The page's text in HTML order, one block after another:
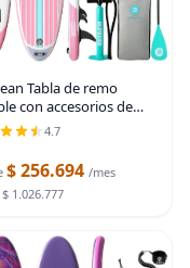
Tabla de remo
con accesorios de
de EVA
inflables de 10 pies 6
para adultos y
4.7
$ 256.694 /mes
1.026.777